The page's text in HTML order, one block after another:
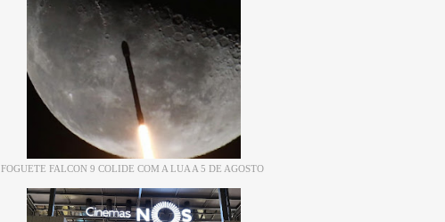
FOGUETE FALCON 9 COLIDE COM A LUA A 5 DE AGOSTO